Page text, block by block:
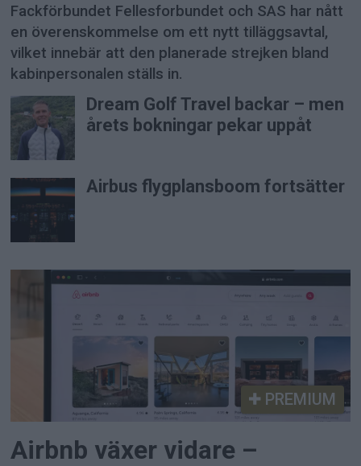
Fackförbundet Fellesforbundet och SAS har nått
en överenskommelse om ett nytt tilläggsavtal,
vilket innebär att den planerade strejken bland
kabinpersonalen ställs in.
Dream Golf Travel backar – men
årets bokningar pekar uppåt
Airbus flygplansboom fortsätter
PREMIUM
Airbnb växer vidare –